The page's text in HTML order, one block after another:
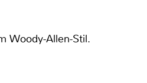
Woody-Allen-Stil.